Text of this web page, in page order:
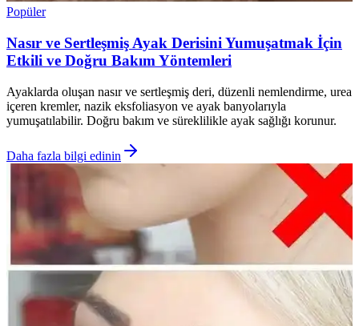
Popüler
Nasır ve Sertleşmiş Ayak Derisini Yumuşatmak İçin
Etkili ve Doğru Bakım Yöntemleri
Ayaklarda oluşan nasır ve sertleşmiş deri, düzenli nemlendirme, urea
içeren kremler, nazik eksfoliasyon ve ayak banyolarıyla
yumuşatılabilir. Doğru bakım ve süreklilikle ayak sağlığı korunur.
Daha fazla bilgi edinin